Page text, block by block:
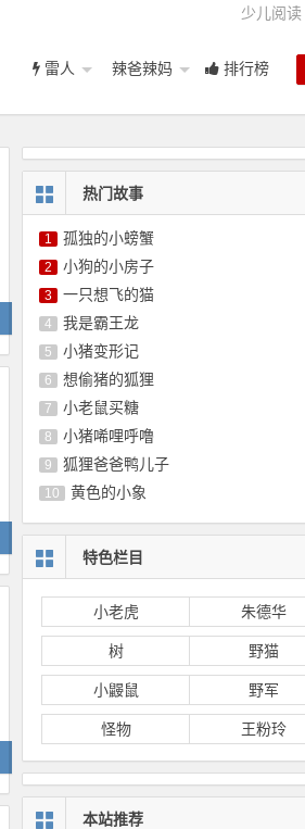
少儿阅读
雷人 辣爸辣妈 排行榜
热门故事
1 孤独的小螃蟹
2 小狗的小房子
3 一只想飞的猫
4 我是霸王龙
5 小猪变形记
6 想偷猪的狐狸
7 小老鼠买糖
8 小猪唏哩呼噜
9 狐狸爸爸鸭儿子
10 黄色的小象
特色栏目
小老虎 朱德华
树 野猫
小鼹鼠 野军
怪物 王粉玲
本站推荐